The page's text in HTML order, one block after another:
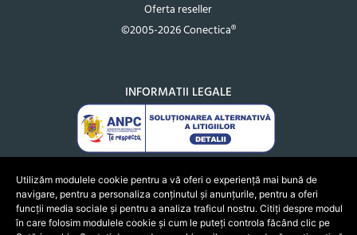
Oferta reseller
©2005-2026 Conectica®
INFORMATII LEGALE
Utilizăm modulele cookie pentru a vă oferi o experiență mai bună de
navigare, pentru a personaliza conținutul și anunțurile, pentru a oferi
funcții media sociale și pentru a analiza traficul nostru. Citiți despre modul
în care folosim modulele cookie și cum le puteți controla făcând clic pe